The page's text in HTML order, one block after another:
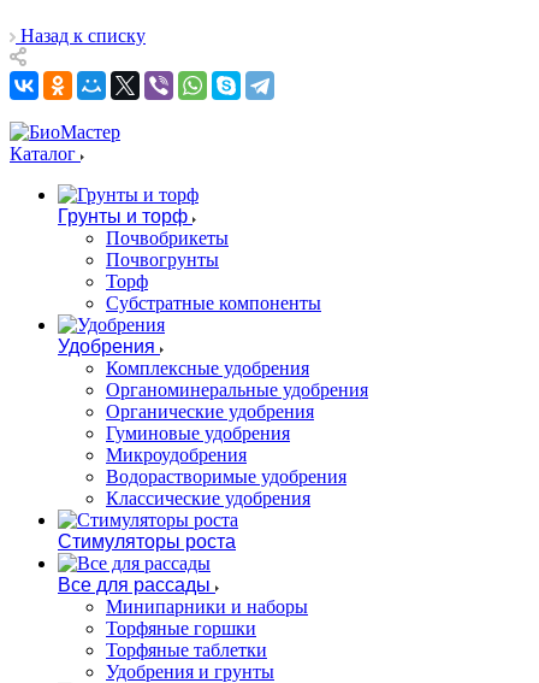
Назад к списку
Каталог
Грунты и торф
Почвобрикеты
Почвогрунты
Торф
Субстратные компоненты
Удобрения
Комплексные удобрения
Органоминеральные удобрения
Органические удобрения
Гуминовые удобрения
Микроудобрения
Водорастворимые удобрения
Классические удобрения
Стимуляторы роста
Все для рассады
Минипарники и наборы
Торфяные горшки
Торфяные таблетки
Удобрения и грунты